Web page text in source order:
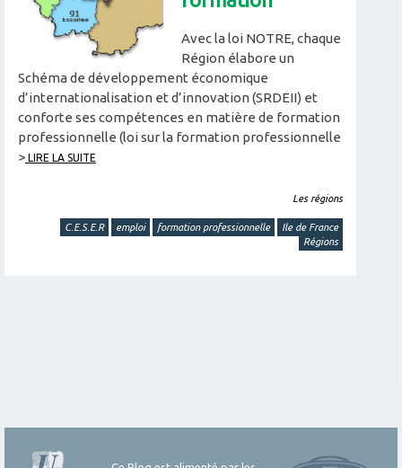
Avec la loi NOTRE, chaque
Région élabore un
Schéma de développement économique
d’internationalisation et d’innovation (SRDEII) et
conforte ses compétences en matière de formation
professionnelle (loi sur la formation professionnelle
> LIRE LA SUITE
Les régions
C.E.S.E.R emploi formation professionnelle
Ile de France
Régions